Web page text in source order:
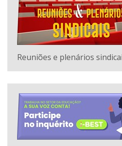
Reuniões e plenários